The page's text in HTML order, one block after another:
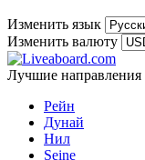
Изменить язык
Изменить валюту
Лучшие направления
Рейн
Дунай
Нил
Seine